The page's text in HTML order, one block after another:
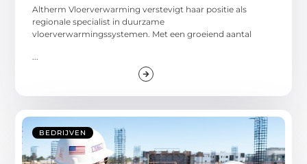
Altherm Vloerverwarming verstevigt haar positie als
regionale specialist in duurzame
vloerverwarmingssystemen. Met een groeiend aantal
BEDRIJVEN